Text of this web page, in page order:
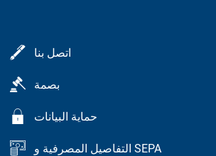
اتصل بنا
بصمة
حماية البيانات
التفاصيل المصرفية و SEPA